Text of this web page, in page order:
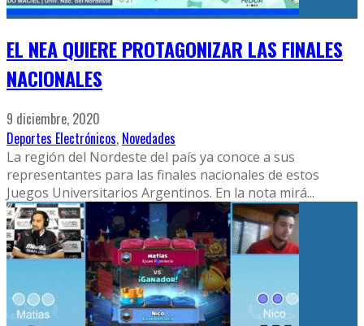
EL NEA QUIERE PROTAGONIZAR LAS FINALES
NACIONALES
9 diciembre, 2020
Deportes Electrónicos, Novedades
La región del Nordeste del país ya conoce a sus
representantes para las finales nacionales de estos
Juegos Universitarios Argentinos. En la nota mirá...